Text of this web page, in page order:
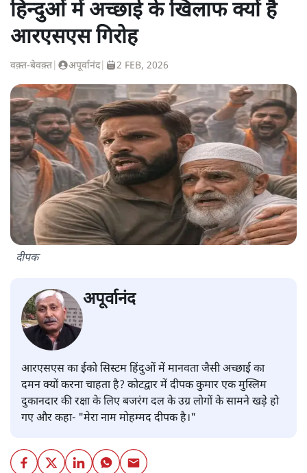
हिन्दुओं में अच्छाई के खिलाफ क्यों है
आरएसएस गिरोह
वक़्त-बेवक़्त अपूर्वानंद| 2 FEB, 2026
दीपक
अपूर्वानंद
आरएसएस का ईको सिस्टम हिंदुओं में मानवता जैसी अच्छाई का
दमन क्यों करना चाहता है? कोटद्वार में दीपक कुमार एक मुस्लिम
दुकानदार की रक्षा के लिए बजरंग दल के उग्र लोगों के सामने खड़े हो
गए और कहा- "मेरा नाम मोहम्मद दीपक है।"